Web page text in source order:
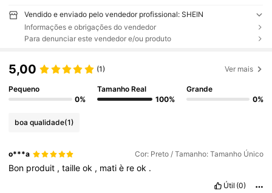
Vendido e enviado pelo vendedor profissional: SHEIN
Informações e obrigações do vendedor
Para denunciar este vendedor e/ou produto
5,00 (1) Ver mais
Pequeno
0%
Tamanho Real
100%
Grande
0%
boa qualidade(1)
o***a Cor: Preto / Tamanho: Tamanho Único
Bon produit ,tailleok , matiè reok .
Útil (0)